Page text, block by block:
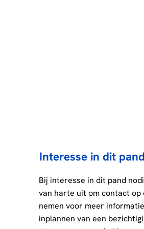
Interesse in dit
Bij interesse in dit pand
van harte uit om contact op
nemen voor meer
inplannen van een